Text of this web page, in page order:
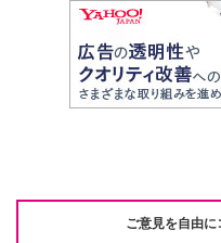
ご意見を自由に